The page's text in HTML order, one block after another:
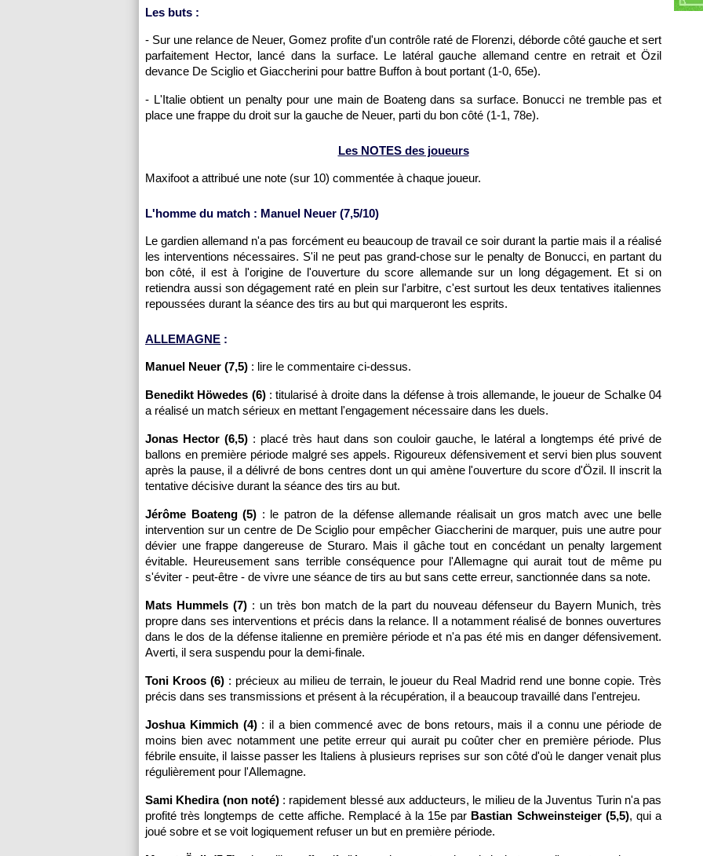
Les buts :
- Sur une relance de Neuer, Gomez profite d'un contrôle raté de Florenzi, déborde côté gauche et sert
parfaitement Hector, lancé dans la surface. Le latéral gauche allemand centre en retrait et Özil
devance De Sciglio et Giaccherini pour battre Buffon à bout portant (1-0, 65e).
- L'Italie obtient un penalty pour une main de Boateng dans sa surface. Bonucci ne tremble pas et
place une frappe du droit sur la gauche de Neuer, parti du bon côté (1-1, 78e).
Les NOTES des joueurs
Maxifoot a attribué une note (sur 10) commentée à chaque joueur.
L'homme du match : Manuel Neuer (7,5/10)
Le gardien allemand n'a pas forcément eu beaucoup de travail ce soir durant la partie mais il a réalisé
les interventions nécessaires. S'il ne peut pas grand-chose sur le penalty de Bonucci, en partant du
bon côté, il est à l'origine de l'ouverture du score allemande sur un long dégagement. Et si on
retiendra aussi son dégagement raté en plein sur l'arbitre, c'est surtout les deux tentatives italiennes
repoussées durant la séance des tirs au but qui marqueront les esprits.
ALLEMAGNE :
Manuel Neuer (7,5) : lire le commentaire ci-dessus.
Benedikt Höwedes (6): titularisé à droite dans la défense à trois allemande, le joueur de Schalke 04
a réalisé un match sérieux en mettant l'engagement nécessaire dans les duels.
Jonas Hector (6,5) : placé très haut dans son couloir gauche, le latéral a longtemps été privé de
ballons en première période malgré ses appels. Rigoureux défensivement et servi bien plus souvent
après la pause, il a délivré de bons centres dont un qui amène l'ouverture du score d'Özil. Il inscrit la
tentative décisive durant la séance des tirs au but.
Jérôme Boateng (5) : le patron de la défense allemande réalisait un gros match avec une belle
intervention sur un centre de De Sciglio pour empêcher Giaccherini de marquer, puis une autre pour
dévier une frappe dangereuse de Sturaro. Mais il gâche tout en concédant un penalty largement
évitable. Heureusement sans terrible conséquence pour l'Allemagne qui aurait tout de même pu
s'éviter - peut-être - de vivre une séance de tirs au but sans cette erreur, sanctionnée dans sa note.
Mats Hummels (7): un très bon match de la part du nouveau défenseur du Bayern Munich, très
propre dans ses interventions et précis dans la relance. Il a notamment réalisé de bonnes ouvertures
dans le dos de la défense italienne en première période et n'a pas été mis en danger défensivement.
Averti, il sera suspendu pour la demi-finale.
Toni Kroos (6): précieux au milieu de terrain, le joueur du Real Madrid rend une bonne copie. Très
précis dans ses transmissions et présent à la récupération, il a beaucoup travaillé dans l'entrejeu.
Joshua Kimmich (4): il a bien commencé avec de bons retours, mais il a connu une période de
moins bien avec notamment une petite erreur qui aurait pu coûter cher en première période. Plus
fébrile ensuite, il laisse passer les Italiens à plusieurs reprises sur son côté d'où le danger venait plus
régulièrement pour l'Allemagne.
Sami Khedira (non noté): rapidement blessé aux adducteurs, le milieu de la Juventus Turin n'a pas
profité très longtemps de cette affiche. Remplacé à la 15e par Bastian Schweinsteiger (5,5), qui a
joué sobre et se voit logiquement refuser un but en première période.